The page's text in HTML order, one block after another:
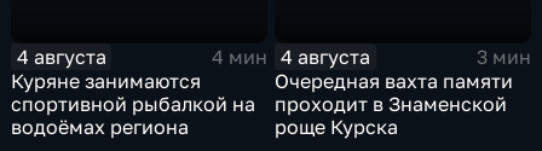
4 августа
4 мин
Куряне занимаются
спортивной рыбалкой на
водоёмах региона
4 августа
3 мин
Очередная вахта памяти
проходит в Знаменской
роще Курска